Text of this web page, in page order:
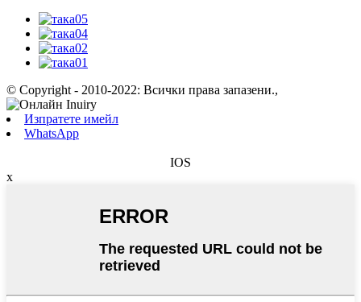
© Copyright - 2010-2022: Всички права запазени.,
Изпратете имейл
WhatsApp
IOS
x